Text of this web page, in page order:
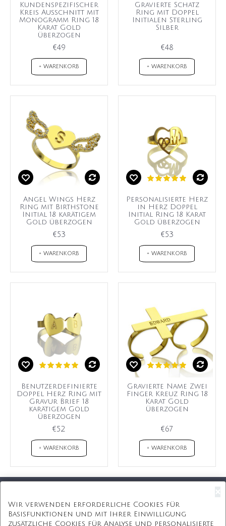
Kundenspezifischer
Kreis Ausschnitt mit
Monogramm Ring 18
Karat Gold
überzogen
€49
+ WARENKORB
Gravierte Schatz
Ring mit Doppel
Initialen Sterling
Silber
€48
+ WARENKORB
Angel Wings Herz
Ring mit Birthstone
Initial 18 karätigem
Gold überzogen
€53
+ WARENKORB
Personalisierte Herz
in Herz Doppel
Initial Ring 18 Karat
Gold überzogen
€53
+ WARENKORB
Benutzerdefinierte
Doppel Herz Ring mit
Gravur Brief 18
karätigem Gold
überzogen
€52
+ WARENKORB
Gravierte Name Zwei
Finger Kreuz Ring 18
Karat Gold
überzogen
€67
+ WARENKORB
Kostenlose Geschenkbox
Wir verwenden erforderliche Cookies für
Basisfunktionen und mit Ihrer Einwilligung
zusätzliche Cookies für Analyse und personalisierte